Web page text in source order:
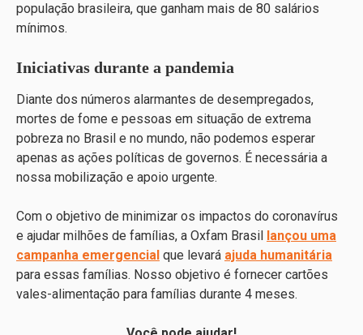
população brasileira, que ganham mais de 80 salários
mínimos.
Iniciativas durante a pandemia
Diante dos números alarmantes de desempregados,
mortes de fome e pessoas em situação de extrema
pobreza no Brasil e no mundo, não podemos esperar
apenas as ações políticas de governos. É necessária a
nossa mobilização e apoio urgente.
Com o objetivo de minimizar os impactos do coronavírus
e ajudar milhões de famílias, a Oxfam Brasil
lançou uma
campanha emergencial que levará ajuda humanitária
para essas famílias. Nosso objetivo é fornecer cartões
vales-alimentação para famílias durante 4 meses.